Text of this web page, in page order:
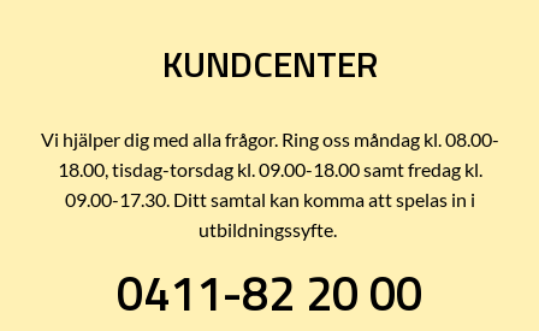
KUNDCENTER
Vi hjälper dig med alla frågor. Ring oss måndag kl. 08.00-
18.00, tisdag-torsdag kl. 09.00-18.00 samt fredag kl.
09.00-17.30. Ditt samtal kan komma att spelas in i
utbildningssyfte.
0411-82 20 00